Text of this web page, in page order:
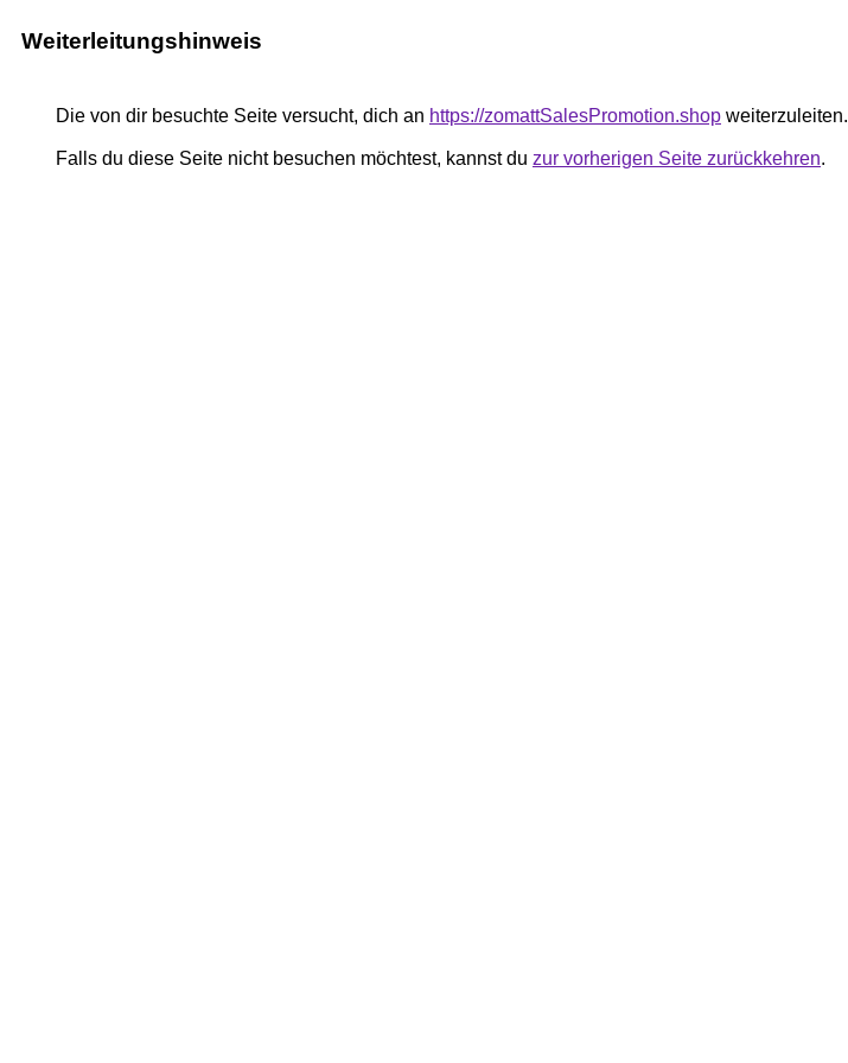
Weiterleitungshinweis
Die von dir besuchte Seite versucht, dich an https://zomattSalesPromotion.shop weiterzuleiten.
Falls du diese Seite nicht besuchen möchtest, kannst du zur vorherigen Seite zurückkehren.